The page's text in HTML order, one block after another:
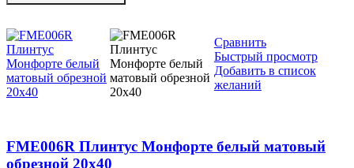
Сравнить
Быстрый просмотр
Добавить в список
желаний
FME006R Плинтус Монфорте белый матовый
обрезной 20х40